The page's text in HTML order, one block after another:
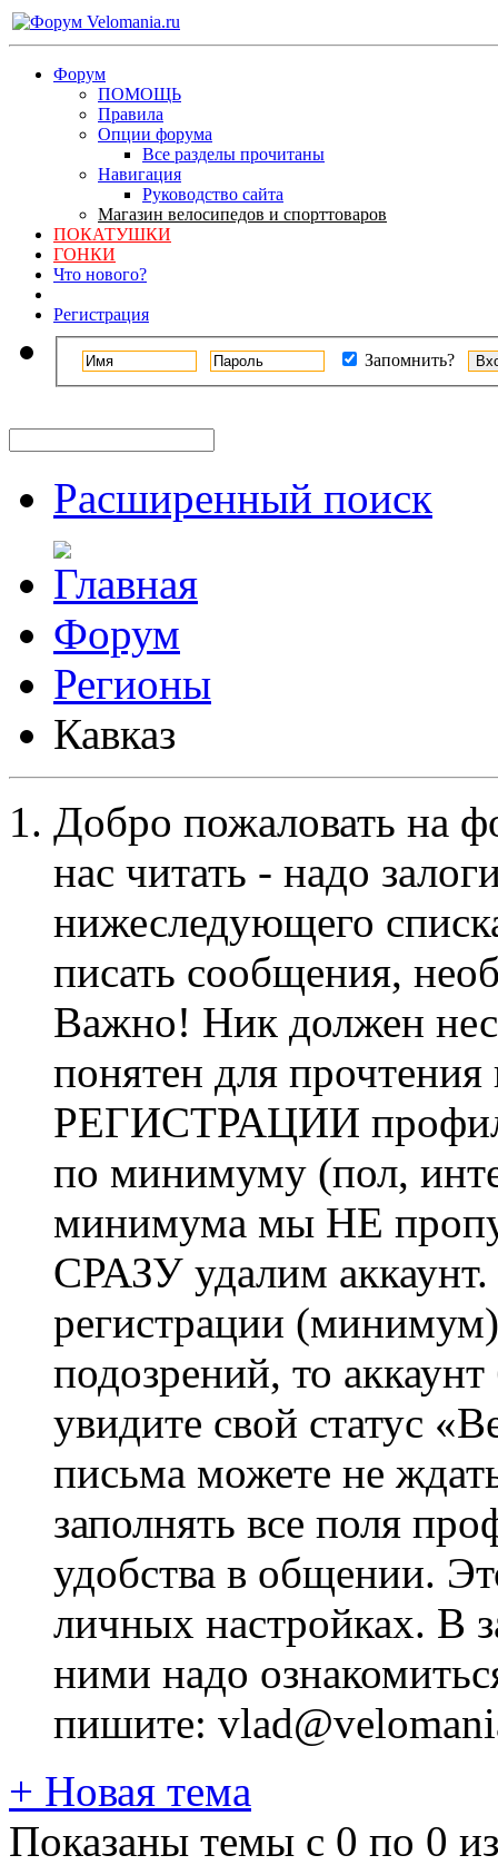
Форум
ПОМОЩЬ
Правила
Опции форума
Все разделы прочитаны
Навигация
Руководство сайта
Магазин велосипедов и спорттоваров
ПОКАТУШКИ
ГОНКИ
Что нового?
Регистрация
Запомнить?
Расширенный поиск
Форум
Регионы
Кавказ
Добро пожаловать на
нас читать - надо
нижеследующего
писать сообщения,
Важно! Ник должен
понятен для
РЕГИСТРАЦИИ профиль
по минимуму (пол,
минимума мы НЕ
СРАЗУ удалим
регистрации
подозрений, то
увидите свой статус
письма можете не
заполнять все поля
удобства в общении.
личных настройках. В
ними надо
пишите:
+ Новая тема
Показаны темы с 0 по 0